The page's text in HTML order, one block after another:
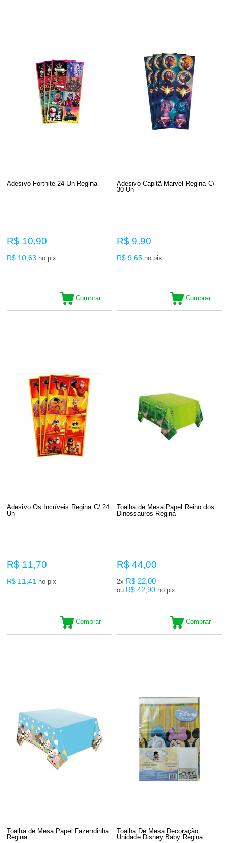
Adesivo Fortnite 24 Un Regina
R$ 10,90
R$ 10,63 no pix
Comprar
Adesivo Capitã Marvel Regina C/
30 Un
R$ 9,90
R$ 9,65 no pix
Comprar
Adesivo Os Incríveis Regina C/ 24
Un
R$ 11,70
R$ 11,41 no pix
Comprar
Toalha de Mesa Papel Reino dos
Dinossauros Regina
R$ 44,00
2x R$ 22,00
ou R$ 42,90 no pix
Comprar
Toalha de Mesa Papel Fazendinha
Regina
Toalha De Mesa Decoração
Unidade Disney Baby Regina